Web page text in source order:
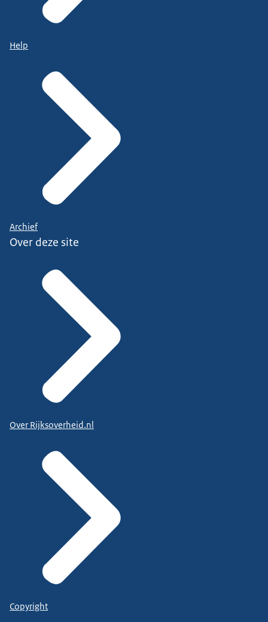
Help
Archief
Over deze site
Over Rijksoverheid.nl
Copyright